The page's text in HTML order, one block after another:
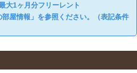
大1ヶ月分フリーレント
屋情報」を参照ください。（表記条件